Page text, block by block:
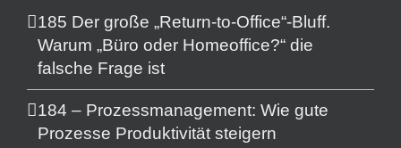
185 Der große „Return-to-Office“-Bluff.
Warum „Büro oder Homeoffice?“ die
falsche Frage ist
184 – Prozessmanagement: Wie gute
Prozesse Produktivität steigern